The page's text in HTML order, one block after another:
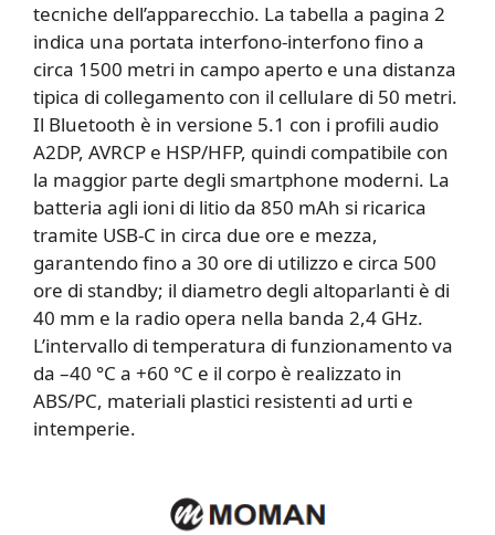
tecniche dell’apparecchio. La tabella a pagina 2
indica una portata interfono-interfono fino a
circa 1500 metri in campo aperto e una distanza
tipica di collegamento con il cellulare di 50 metri.
Il Bluetooth è in versione 5.1 con i profili audio
A2DP, AVRCP e HSP/HFP, quindi compatibile con
la maggior parte degli smartphone moderni. La
batteria agli ioni di litio da 850 mAh si ricarica
tramite USB-C in circa due ore e mezza,
garantendo fino a 30 ore di utilizzo e circa 500
ore di standby; il diametro degli altoparlanti è di
40 mm e la radio opera nella banda 2,4 GHz.
L’intervallo di temperatura di funzionamento va
da –40 °C a +60 °C e il corpo è realizzato in
ABS/PC, materiali plastici resistenti ad urti e
intemperie.